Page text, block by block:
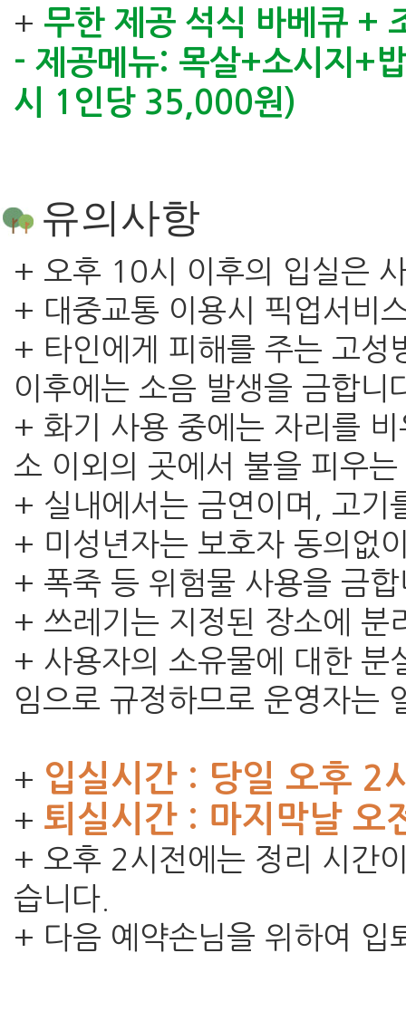
+ 무한 제공 석식 바베큐 +
- 제공메뉴: 목살+소시지+
시 1인당 35,000원)
유의사항
+ 오후 10시 이후의 입실은
+ 대중교통 이용시 픽업서비
+ 타인에게 피해를 주는 고성
이후에는 소음 발생을 금합니
+ 화기 사용 중에는 자리를
소 이외의 곳에서 불을 피우
+ 실내에서는 금연이며, 고기
+ 미성년자는 보호자 동의없
+ 폭죽 등 위험물 사용을 금합
+ 쓰레기는 지정된 장소에 분
+ 사용자의 소유물에 대한 분
임으로 규정하므로 운영자는
+ 입실시간 : 당일 오후 2
+ 퇴실시간 : 마지막날 오
+ 오후 2시전에는 정리 시간
습니다.
+ 다음 예약손님을 위하여 입